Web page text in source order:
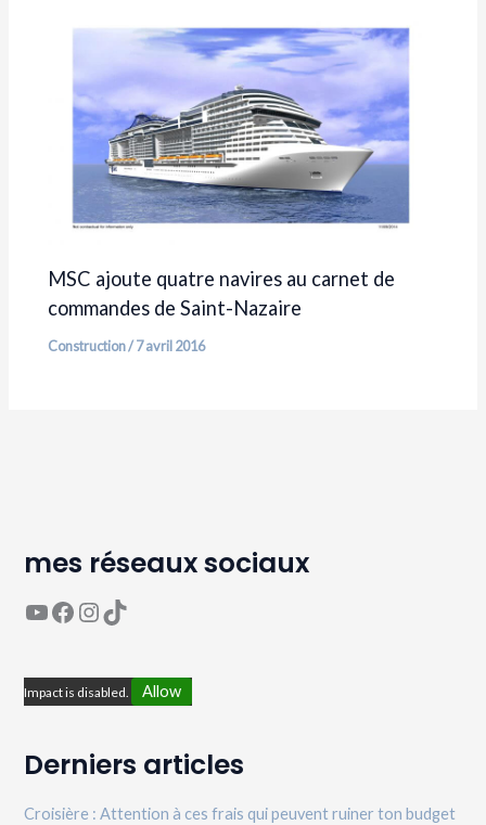
MSC ajoute quatre navires au carnet de
commandes de Saint-Nazaire
Construction/7 avril 2016
mes réseaux sociaux
YouTube Page Facebook Avaguea Compte Instagram Avaguea Compte TikTok Avaguea
Impact is disabled. Allow
Derniers articles
Croisière : Attention à ces frais qui peuvent ruiner ton budget